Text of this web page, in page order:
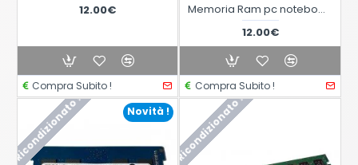
12.00€
Compra Subito !
Memoria Ram pc notebook laptop SODIMM HYS64T128021EDL-3S-B2 da 1GB DDR2
12.00€
Compra Subito !
Novità !
Ricondizionato ! Ricondizionato !